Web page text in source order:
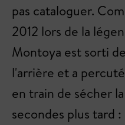
pas cataloguer.
2012 lors de la
Montoya est sorti
l'arrière et a
en train de sécher
secondes plus tard